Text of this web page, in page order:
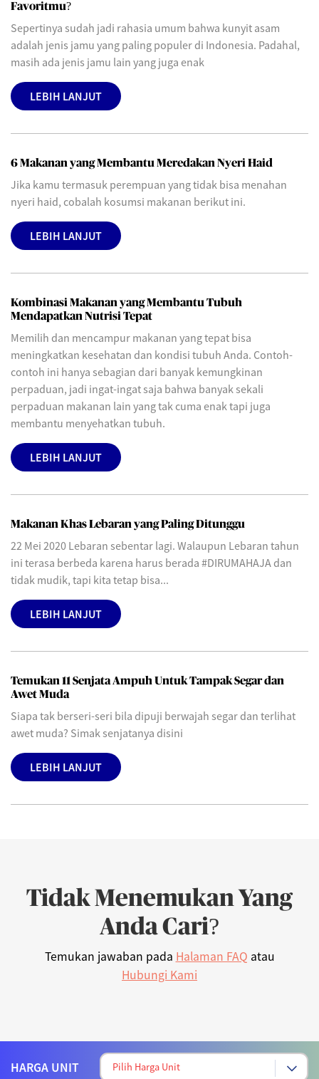
Favoritmu?
Sepertinya sudah jadi rahasia umum bahwa kunyit asam
adalah jenis jamu yang paling populer di Indonesia. Padahal,
masih ada jenis jamu lain yang juga enak
LEBIH LANJUT
6 Makanan yang Membantu Meredakan Nyeri Haid
Jika kamu termasuk perempuan yang tidak bisa menahan
nyeri haid, cobalah kosumsi makanan berikut ini.
LEBIH LANJUT
Kombinasi Makanan yang Membantu Tubuh
Mendapatkan Nutrisi Tepat
Memilih dan mencampur makanan yang tepat bisa
meningkatkan kesehatan dan kondisi tubuh Anda. Contoh-
contoh ini hanya sebagian dari banyak kemungkinan
perpaduan, jadi ingat-ingat saja bahwa banyak sekali
perpaduan makanan lain yang tak cuma enak tapi juga
membantu menyehatkan tubuh.
LEBIH LANJUT
Makanan Khas Lebaran yang Paling Ditunggu
22 Mei 2020 Lebaran sebentar lagi. Walaupun Lebaran tahun
ini terasa berbeda karena harus berada #DIRUMAHAJA dan
tidak mudik, tapi kita tetap bisa...
LEBIH LANJUT
Temukan 11 Senjata Ampuh Untuk Tampak Segar dan
Awet Muda
Siapa tak berseri-seri bila dipuji berwajah segar dan terlihat
awet muda? Simak senjatanya disini
LEBIH LANJUT
Tidak Menemukan Yang
Anda Cari?
Temukan jawaban pada Halaman FAQ atau
Hubungi Kami
HARGA UNIT